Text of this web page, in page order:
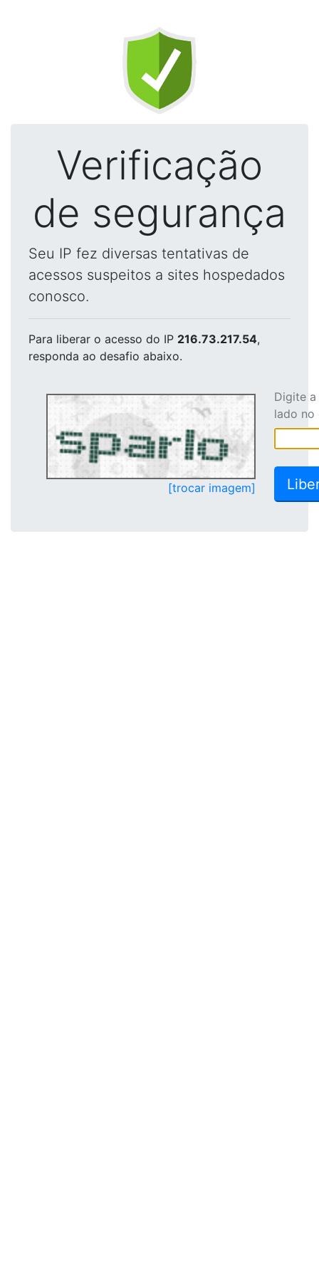
Verificação
de segurança
Seu IP fez diversas tentativas de
acessos suspeitos a sites hospedados
conosco.
Para liberar o acesso do IP 216.73.217.54,
responda ao desafio abaixo.
[trocar imagem]
Digite
lado no